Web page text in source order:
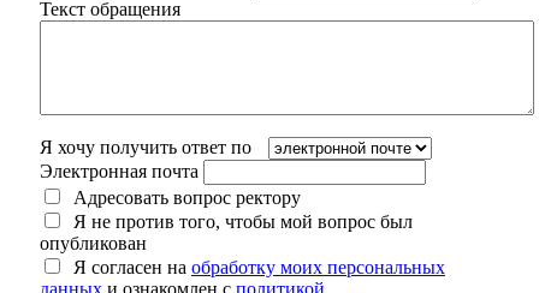
Текст обращения
Я хочу получить ответ по
Электронная почта
Адресовать вопрос ректору
Я не против того, чтобы мой вопрос был
опубликован
Я согласен на обработку моих персональных